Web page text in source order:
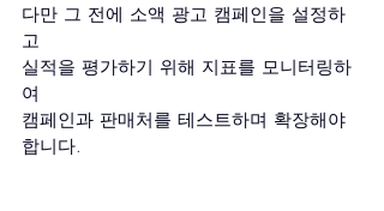
다만 그 전에 소액 광고 캠페인을 설정하
고
실적을 평가하기 위해 지표를 모니터링하
여
캠페인과 판매처를 테스트하며 확장해야
합니다.